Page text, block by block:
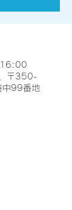
〒350-
中99番地